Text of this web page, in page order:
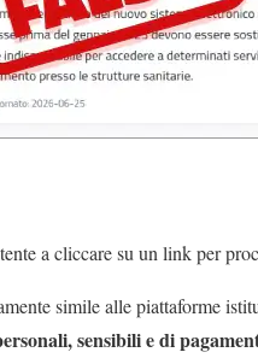
a cliccare su un link per
simile alle piattaforme
sensibili e di